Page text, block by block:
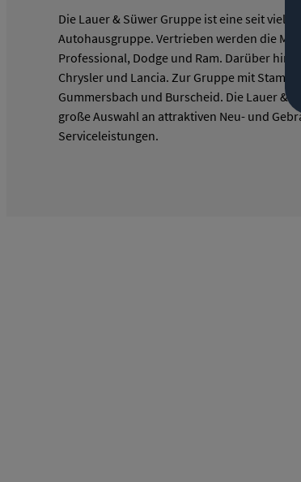
Die Lauer & Süwer Gruppe ist eine seit
Autohausgruppe. Vertrieben werden die
Professional, Dodge und Ram. Darüber
Chrysler und Lancia. Zur Gruppe mit
Gummersbach und Burscheid. Die Lauer &
große Auswahl an attraktiven Neu- und
Serviceleistungen.